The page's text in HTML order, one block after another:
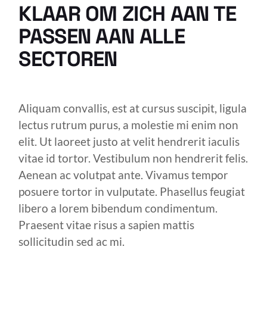
KLAAR OM ZICH AAN TE
PASSEN AAN ALLE
SECTOREN
Aliquam convallis, est at cursus suscipit, ligula
lectus rutrum purus, a molestie mi enim non
elit. Ut laoreet justo at velit hendrerit iaculis
vitae id tortor. Vestibulum non hendrerit felis.
Aenean ac volutpat ante. Vivamus tempor
posuere tortor in vulputate. Phasellus feugiat
libero a lorem bibendum condimentum.
Praesent vitae risus a sapien mattis
sollicitudin sed ac mi.